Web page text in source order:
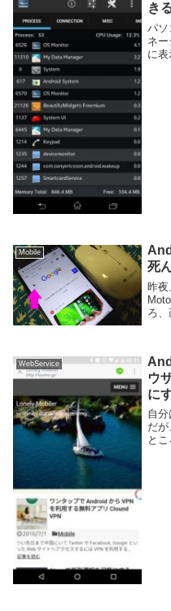
き
パソ
ネ
に表
Mobile
死
昨夜
ろ、
な
し...
WebService
ウ
に
自
だ
と